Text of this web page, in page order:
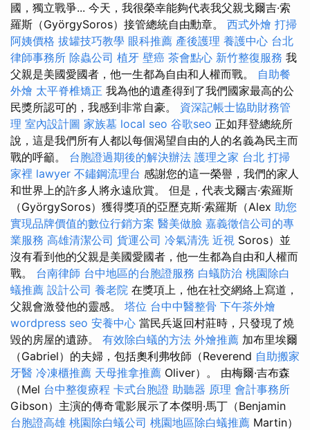
國，獨立戰爭... 今天，我很榮幸能夠代表我父親戈爾吉·索
羅斯（GyörgySoros）接管總統自由勳章。 西式外燴 打掃
阿姨價格 拔罐技巧教學 眼科推薦 產後護理 養護中心 台北
律師事務所 除蟲公司 植牙 壁癌 茶會點心 新竹整復服務 我
父親是美國愛國者，他一生都為自由和人權而戰。 自助餐
外燴 太平脊椎矯正 我為他的遺產得到了我們國家最高的公
民獎所認可的，我感到非常自豪。 資深記帳士協助財務管
理 室內設計圖 家族墓 local seo 谷歌seo 正如拜登總統所
說，這是我們所有人都以每個渴望自由的人的名義為民主而
戰的呼籲。 台胞證過期後的解決辦法 護理之家 台北 打掃
家裡 lawyer 不鏽鋼流理台 感謝您的這一榮譽，我們的家人
和世界上的許多人將永遠欣賞。 但是，代表戈爾吉·索羅斯
（GyörgySoros）獲得獎項的亞歷克斯·索羅斯（Alex 助您
實現品牌價值的數位行銷方案 醫美做臉 嘉義徵信公司的專
業服務 高雄清潔公司 貨運公司 冷氣清洗 近視 Soros）並
沒有看到他的父親是美國愛國者，他一生都為自由和人權而
戰。 台南律師 台中地區的台胞證服務 白蟻防治 桃園除白
蟻推薦 設計公司 養老院 在獎項上，他在社交網絡上寫道，
父親會激發他的靈感。 塔位 台中中醫整骨 下午茶外燴
wordpress seo 安養中心 當民兵返回村莊時，只發現了燒
毀的房屋的遺跡。 有效除白蟻的方法 外燴推薦 加布里埃爾
（Gabriel）的夫婦，包括奧利弗牧師（Reverend 自助搬家
牙醫 冷凍櫃推薦 天母推拿推薦 Oliver）。 由梅爾·吉布森
（Mel 台中整復療程 卡式台胞證 助聽器 原理 會計事務所
Gibson）主演的傳奇電影展示了本傑明·馬丁（Benjamin
台胞證高雄 桃園除白蟻公司 桃園地區除白蟻推薦 Martin）